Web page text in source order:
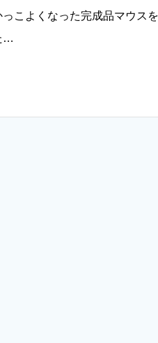
こよくなった完成品マウス
…